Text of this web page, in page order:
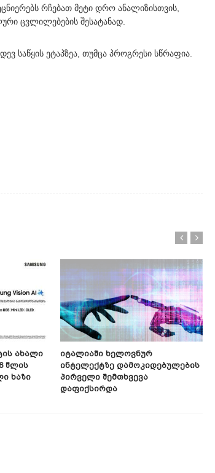
რჩებათ მეტი დრო ანალიზისთვის,
ცვლილებების შესატანად.
საწყის ეტაპზეა, თუმცა პროგრესი სწრაფია.
Ახალი
Წლის
Ხაზი
Იტალიაში Ხელოვნურ
Ინტელექტზე Დამოკიდებულების
Პირველი Შემთხვევა
Დაფიქსირდა